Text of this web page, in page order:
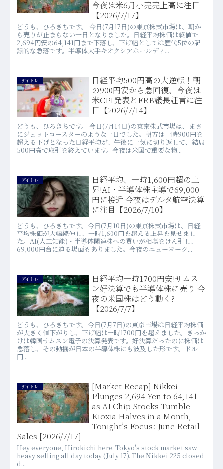
今夜は米6月小売売上高に注目
【2026/7/17】
どうも、ひろきちです。 今日(7月17日)の東京株式市場は、朝か
ら売りが止まらない一日となりました。日経平均株価は終値で
2,694円安の64,141円まで下落し、下げ幅としては歴代5位の記
録的な急落です。半導体大手キオクシアホールディ...
デイトレ
日経平均500円高の大逆転！朝
の900円安から急回復、今夜は
米CPI発表とFRB議長証言に注
目【2026/7/14】
どうも、ひろきちです。 今日(7月14日)の東京株式市場は、まさ
にジェットコースターのような一日でした。朝方は一時900円を
超える下げとなった日経平均が、午後に一気に切り返して、結局
500円高で取引を終えています。今夜は米国で重要な物...
デイトレ
日経平均、一時1,600円超の上
昇!AI・半導体株主導で69,000
円に接近 今夜はデルタ航空決算
に注目【2026/7/10】
どうも、ひろきちです。今日(7月10日)の東京株式市場は、日経
平均株価が大幅続伸し、一時1,600円を超える上昇を見せまし
た。AI(人工知能)・半導体関連株への買いが相場をけん引し、
69,000円台に迫る場面もありました。今夜のニューヨーク...
デイトレ
日経平均一時1700円安!サムス
ン好決算でも半導体株に売り 今
夜の米国株はどう動く?
【2026/7/7】
どうも、ひろきちです。今日(7月7日)の東京市場は日経平均株価
が大きく値下がりし、下げ幅は一時1700円を超えました。きっか
けは韓国サムスン電子の決算発表です。好決算だったのに株価は
急落し、その動揺が日本の半導体株にも波及した形です。ドル
円...
デイトレ
[Market Recap] Nikkei
Plunges 2,694 Yen to 64,141
as AI Chip Stocks Tumble –
Kioxia Halves in a Month,
Tonight’s Focus: June Retail
Sales [2026/7/17]
Hey everyone, Hirokichi here. Tokyo's stock market saw
heavy selling all day today (July 17). The Nikkei 225 closed
d...